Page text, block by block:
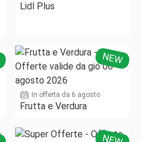
Lidl Plus
NEW
In offerta da 6 agosto
Frutta e Verdura